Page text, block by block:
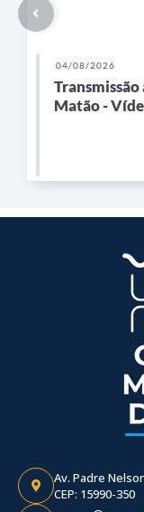
04/08/2026
Matão -
Av. Padre
CEP: 15990-350